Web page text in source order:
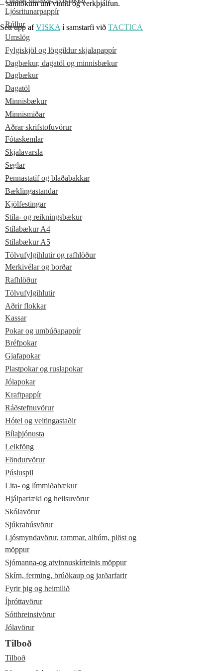
Ljósritunarpappír
Rúllur
Umslög
Fylgiskjöl og löggildur skjalapappír
Dagbækur, dagatöl og minnisbækur
Dagbækur
Dagatöl
Minnisbækur
Minnismiðar
Aðrar skrifstofuvörur
Fótaskemlar
Skjalavarsla
Seglar
Pennastatíf og blaðabakkar
Bæklingastandar
Kjölfestingar
Stíla- og reikningsbækur
Stílabækur A4
Stílabækur A5
Tölvufylgihlutir og rafhlöður
Merkivélar og borðar
Rafhlöður
Tölvufylgihlutir
Aðrir flokkar
Kassar
Pokar og umbúðapappír
Bréfpokar
Gjafapokar
Plastpokar og ruslapokar
Jólapokar
Kraftpappír
Ráðstefnuvörur
Hótel og veitingastaðir
Bílaþjónusta
Leikföng
Föndurvörur
Púsluspil
Lita- og límmiðabækur
Hjálpartæki og heilsuvörur
Skólavörur
Sjúkrahúsvörur
Ljósmyndavörur, rammar, albúm, plöst og
möppur
Sjómanna-og atvinnuskírteinis möppur
Skírn, ferming, brúðkaup og jarðarfarir
Fyrir þig og heimilið
Íþróttavörur
Sótthreinsivörur
Jólavörur
Tilboð
Tilboð
– samtökum um vinnu og verkþjálfun.
Sett upp afVISKA í samstarfi við TACTICA